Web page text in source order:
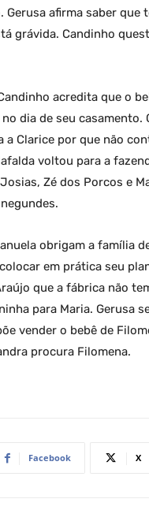
afirma saber que
grávida. Candinho
acredita que o
dia de seu
a Clarice por que não
voltou para a
Zé dos Porcos e
obrigam a família
em prática seu
que a fábrica não
para Maria. Gerusa
vender o bebê de
procura Filomena.
Facebook X